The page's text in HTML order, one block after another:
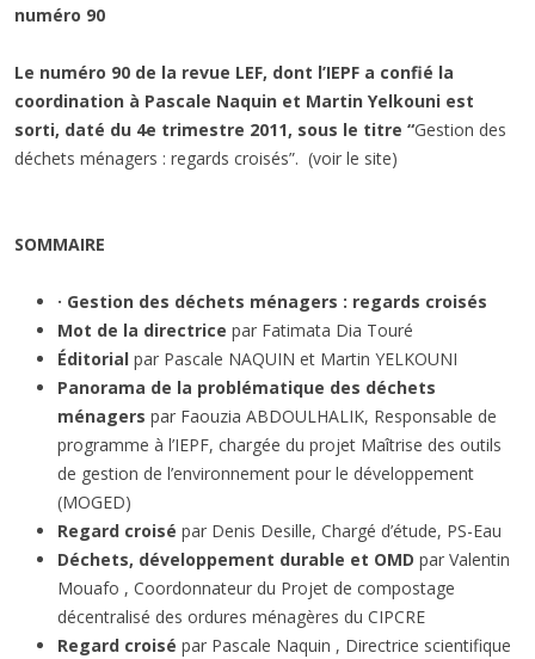
numéro 90
Le numéro 90 de la revue LEF, dont l’IEPF a confié la
coordination à Pascale Naquin et Martin Yelkouni est
sorti, daté du 4e trimestre 2011, sous le titre “Gestion des
déchets ménagers : regards croisés”. (voir le site)
SOMMAIRE
· Gestion des déchets ménagers : regards croisés
Mot de la directrice par Fatimata Dia Touré
Éditorial par Pascale NAQUIN et Martin YELKOUNI
Panorama de la problématique des déchets
ménagers par Faouzia ABDOULHALIK, Responsable de
programme à l’IEPF, chargée du projet Maîtrise des outils
de gestion de l’environnement pour le développement
(MOGED)
Regard croisé par Denis Desille, Chargé d’étude, PS-Eau
Déchets, développement durable et OMD par Valentin
Mouafo , Coordonnateur du Projet de compostage
décentralisé des ordures ménagères du CIPCRE
Regard croisé par Pascale Naquin , Directrice scientifique